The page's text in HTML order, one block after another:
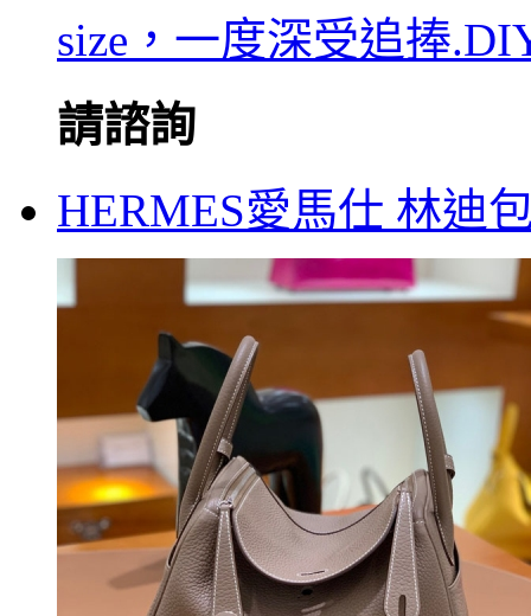
size，一度深受追捧
請諮詢
HERMES愛馬仕 林迪